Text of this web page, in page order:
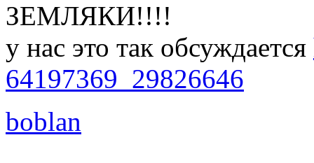
ЗЕМЛЯКИ!!!!
у нас это так обсуждается
64197369_29826646
boblan